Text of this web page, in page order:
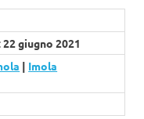
22 giugno 2021
| Imola